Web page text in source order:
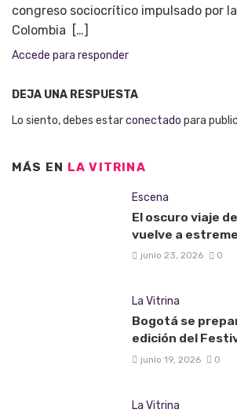
congreso sociocrítico impulsado por
Colombia […]
Accede para responder
DEJA UNA RESPUESTA
Lo siento, debes estarconectado para
MÁS EN LA VITRINA
Escena
El oscuro viaje
vuelve a
junio 23, 2026 0
La Vitrina
Bogotá se
edición del
junio 19, 2026 0
La Vitrina